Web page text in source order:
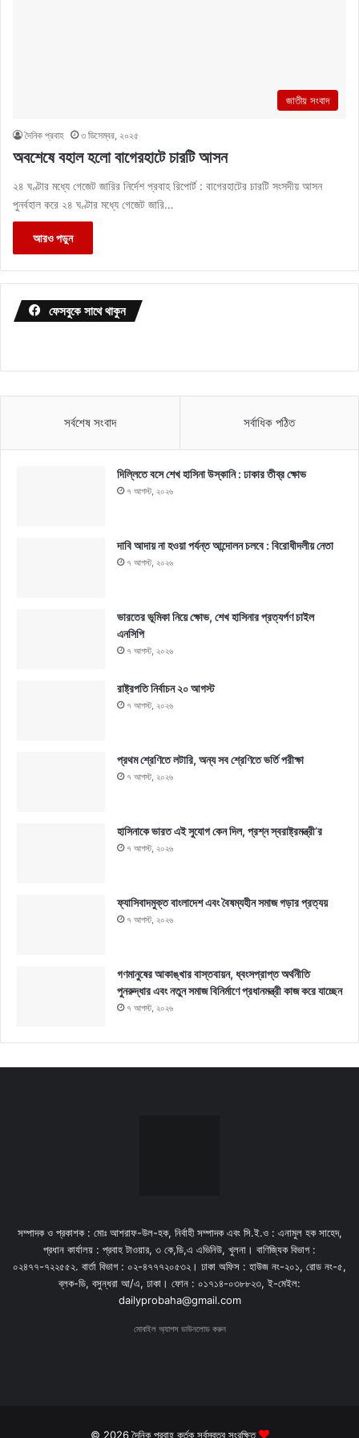
জাতীয় সংবাদ
দৈনিক প্রবাহ ৩ ডিসেম্বর, ২০২৫
অবশেষে বহাল হলো বাগেরহাটে চারটি আসন
২৪ ঘণ্টার মধ্যে গেজেট জারির নির্দেশ প্রবাহ রিপোর্ট : বাগেরহাটের চারটি সংসদীয় আসন
পুনর্বহাল করে ২৪ ঘণ্টার মধ্যে গেজেট জারি…
আরও পড়ুন
ফেসবুকে সাথে থাকুন
সর্বশেষ সংবাদ সর্বাধিক পঠিত
দিল্লিতে বসে শেখ হাসিনা উস্কানি : ঢাকার তীব্র ক্ষোভ
৭ আগস্ট, ২০২৬
দাবি আদায় না হওয়া পর্যন্ত আন্দোলন চলবে : বিরোধীদলীয় নেতা
৭ আগস্ট, ২০২৬
ভারতের ভূমিকা নিয়ে ক্ষোভ, শেখ হাসিনার প্রত্যর্পণ চাইল
এনসিপি
৭ আগস্ট, ২০২৬
রাষ্ট্রপতি নির্বাচন ২০ আগস্ট
৭ আগস্ট, ২০২৬
প্রথম শ্রেণিতে লটারি, অন্য সব শ্রেণিতে ভর্তি পরীক্ষা
৭ আগস্ট, ২০২৬
হাসিনাকে ভারত এই সুযোগ কেন দিল, প্রশ্ন স্বরাষ্ট্রমন্ত্রী’র
৭ আগস্ট, ২০২৬
ফ্যাসিবাদমুক্ত বাংলাদেশ এবং বৈষম্যহীন সমাজ গড়ার প্রত্যয়
৭ আগস্ট, ২০২৬
গণমানুষের আকাঙ্খার বাস্তবায়ন, ধ্বংসপ্রাপ্ত অর্থনীতি
পুনরুদ্ধার এবং নতুন সমাজ বিনির্মাণে প্রধানমন্ত্রী কাজ করে যাচ্ছেন
৭ আগস্ট, ২০২৬
সম্পাদক ও প্রকাশক : মোঃ আশরাফ-উল-হক, নির্বাহী সম্পাদক এবং সি.ই.ও : এনামুল হক সাহেদ,
প্রধান কার্যালয় : প্রবাহ টাওয়ার, ৩ কে,ডি,এ এভিনিউ, খুলনা। বাণিজ্যিক বিভাগ :
০২৪৭৭-৭২২৫৫২. বার্তা বিভাগ : ০২-৪৭৭৭২০৫৩২। ঢাকা অফিস : হাউজ নং-২০১, রোড নং-৫,
ব্লক-ডি, বসুন্ধরা আ/এ, ঢাকা। ফোন : ০১৭১৪-০৩৮৮২৩, ই-মেইল:
dailyprobaha@gmail.com
মোবাইল অ্যাপস ডাউনলোড করুন
© 2026 দৈনিক প্রবাহ কর্তৃক সর্বস্বত্ব সংরক্ষিত